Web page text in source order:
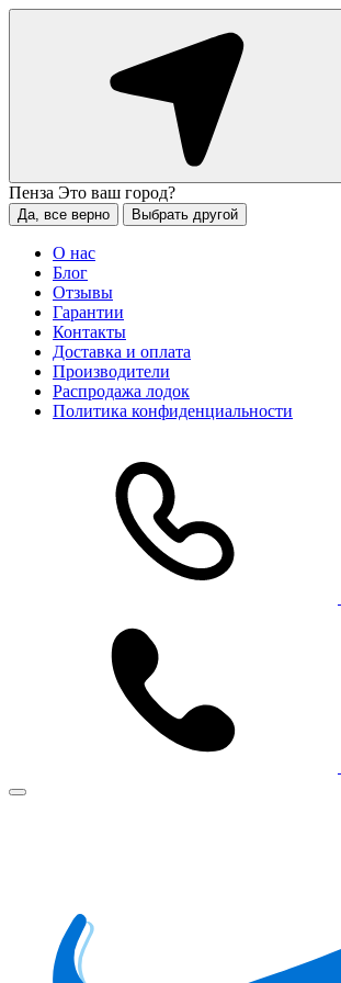
Пенза Это ваш город?
Да, все верно Выбрать другой
О нас
Блог
Отзывы
Гарантии
Контакты
Доставка и оплата
Производители
Распродажа лодок
Политика конфиденциальности